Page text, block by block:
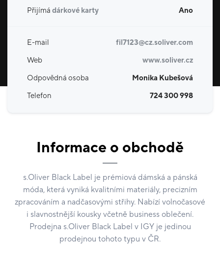
Přijímá dárkové karty Ano
E-mail
fil7123@cz.soliver.com
Web
www.soliver.cz
Odpovědná osoba
Monika Kubešová
Telefon
724 300 998
Informace o obchodě
s.Oliver Black Label je prémiová dámská a pánská
móda, která vyniká kvalitními materiály, precizním
zpracováním a nadčasovými střihy. Nabízí volnočasové
i slavnostnější kousky včetně business oblečení.
Prodejna s.Oliver Black Label v IGY je jedinou
prodejnou tohoto typu v ČR.